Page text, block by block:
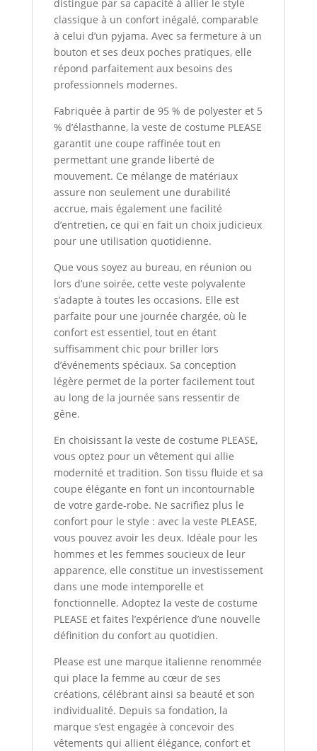
distingue par sa capacité à allier le style
classique à un confort inégalé, comparable
à celui d’un pyjama. Avec sa fermeture à un
bouton et ses deux poches pratiques, elle
répond parfaitement aux besoins des
professionnels modernes.
Fabriquée à partir de 95 % de polyester et 5
% d’élasthanne, la veste de costume PLEASE
garantit une coupe raffinée tout en
permettant une grande liberté de
mouvement. Ce mélange de matériaux
assure non seulement une durabilité
accrue, mais également une facilité
d’entretien, ce qui en fait un choix judicieux
pour une utilisation quotidienne.
Que vous soyez au bureau, en réunion ou
lors d’une soirée, cette veste polyvalente
s’adapte à toutes les occasions. Elle est
parfaite pour une journée chargée, où le
confort est essentiel, tout en étant
suffisamment chic pour briller lors
d’événements spéciaux. Sa conception
légère permet de la porter facilement tout
au long de la journée sans ressentir de
gêne.
En choisissant la veste de costume PLEASE,
vous optez pour un vêtement qui allie
modernité et tradition. Son tissu fluide et sa
coupe élégante en font un incontournable
de votre garde-robe. Ne sacrifiez plus le
confort pour le style : avec la veste PLEASE,
vous pouvez avoir les deux. Idéale pour les
hommes et les femmes soucieux de leur
apparence, elle constitue un investissement
dans une mode intemporelle et
fonctionnelle. Adoptez la veste de costume
PLEASE et faites l’expérience d’une nouvelle
définition du confort au quotidien.
Please est une marque italienne renommée
qui place la femme au cœur de ses
créations, célébrant ainsi sa beauté et son
individualité. Depuis sa fondation, la
marque s’est engagée à concevoir des
vêtements qui allient élégance, confort et